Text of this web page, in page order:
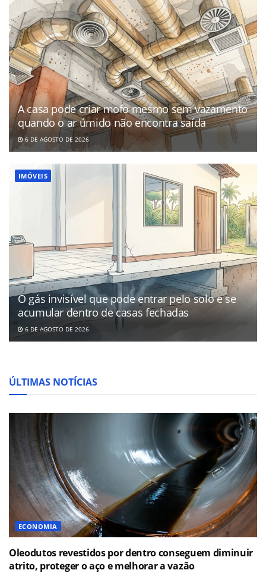
A casa pode criar mofo mesmo sem vazamento
quando o ar úmido não encontra saída
6 DE AGOSTO DE 2026
IMÓVEIS
O gás invisível que pode entrar pelo solo e se
acumular dentro de casas fechadas
6 DE AGOSTO DE 2026
ÚLTIMAS NOTÍCIAS
ECONOMIA
Oleodutos revestidos por dentro conseguem diminuir
atrito, proteger o aço e melhorar a vazão